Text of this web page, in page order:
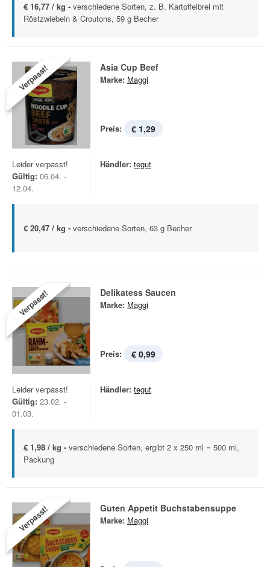
€ 16,77 / kg - verschiedene Sorten, z. B. Kartoffelbrei mit
Röstzwiebeln & Croutons, 59 g Becher
Verpasst! Asia Cup Beef
Marke: Maggi
Preis: € 1,29
Leider verpasst!
Gültig: 06.04. -
12.04.
Händler: tegut
€ 20,47 / kg - verschiedene Sorten, 63 g Becher
Verpasst! Delikatess Saucen
Marke: Maggi
Preis: € 0,99
Leider verpasst!
Gültig: 23.02. -
01.03.
Händler: tegut
€ 1,98 / kg - verschiedene Sorten, ergibt 2 x 250 ml = 500 ml,
Packung
Verpasst! Guten Appetit Buchstabensuppe
Marke: Maggi